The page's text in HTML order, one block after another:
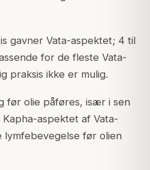
gavner Vata-aspektet; 4 til
for de fleste Vata-
praksis ikke er mulig.
før olie påføres, især i sen
aspektet af Vata-
lymfebevegelse før olien